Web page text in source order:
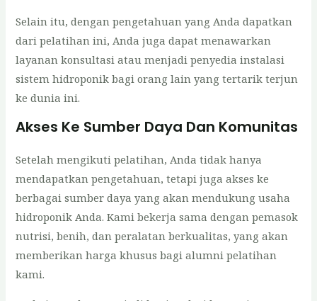
Selain itu, dengan pengetahuan yang Anda dapatkan
dari pelatihan ini, Anda juga dapat menawarkan
layanan konsultasi atau menjadi penyedia instalasi
sistem hidroponik bagi orang lain yang tertarik terjun
ke dunia ini.
Akses Ke Sumber Daya Dan Komunitas
Setelah mengikuti pelatihan, Anda tidak hanya
mendapatkan pengetahuan, tetapi juga akses ke
berbagai sumber daya yang akan mendukung usaha
hidroponik Anda. Kami bekerja sama dengan pemasok
nutrisi, benih, dan peralatan berkualitas, yang akan
memberikan harga khusus bagi alumni pelatihan
kami.